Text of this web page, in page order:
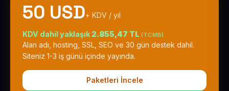
50 USD+ KDV / yıl
KDV dahil yaklaşık 2.855,47 TL (TCMB)
Alan adı, hosting, SSL, SEO ve 30 gün destek dahil.
Siteniz 1-3 iş günü içinde yayında.
Paketleri İncele